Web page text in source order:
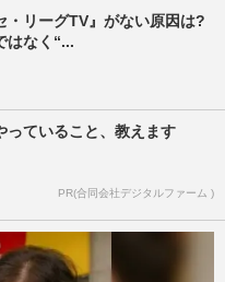
・リーグTV』がない原因は?
はなく“...
っていること、教えます
PR(合同会社デジタルファーム )